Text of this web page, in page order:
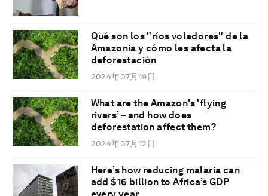
Qué son los "ríos voladores" de la
Amazonia y cómo les afecta la
deforestación
2024年07月19日
What are the Amazon's 'flying
rivers’ – and how does
deforestation affect them?
2024年07月12日
Here’s how reducing malaria can
add $16 billion to Africa’s GDP